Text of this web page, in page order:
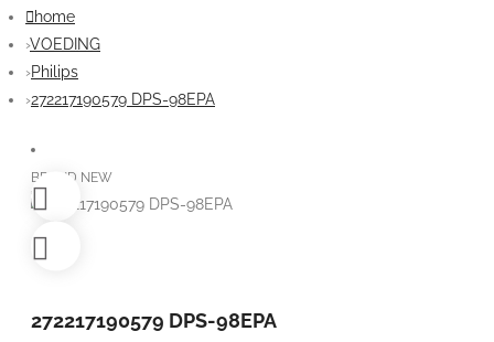
home
VOEDING
Philips
272217190579 DPS-98EPA
BRAND NEW
272217190579 DPS-98EPA